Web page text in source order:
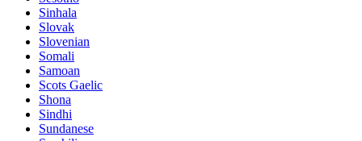
Sinhala
Slovak
Slovenian
Somali
Samoan
Scots Gaelic
Shona
Sindhi
Sundanese